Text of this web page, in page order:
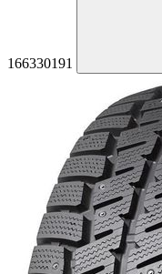
166330191